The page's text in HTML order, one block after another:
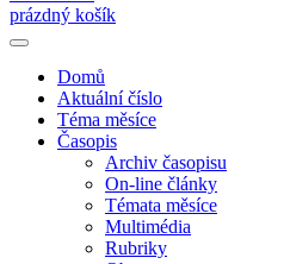
prázdný košík
Domů
Aktuální číslo
Téma měsíce
Časopis
Archiv časopisu
On-line články
Témata měsíce
Multimédia
Rubriky